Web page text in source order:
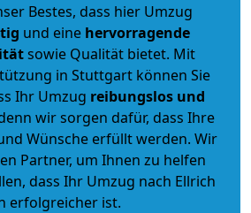
Bestes, dass hier Umzug
und eine hervorragende
sowie Qualität bietet. Mit
in Stuttgart können Sie
Ihr Umzug reibungslos und
wir sorgen dafür, dass Ihre
Wünsche erfüllt werden. Wir
Partner, um Ihnen zu helfen
dass Ihr Umzug nach Ellrich
erfolgreicher ist.